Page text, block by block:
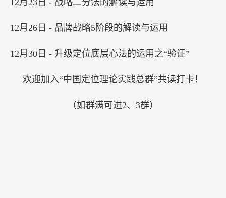
12月9日 - 品类命名八字诀的解读与运用
12月12日 - 品牌起名四要的解读与运用
12月16日 - 广告二语三性法则的解读与运用
12月19日 - 专用配称的解读与运用
12月23日 - 战略二分法的解读与运用